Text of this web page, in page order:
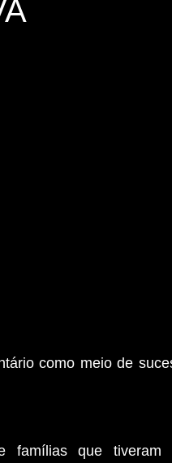
como meio de
famílias que tiveram